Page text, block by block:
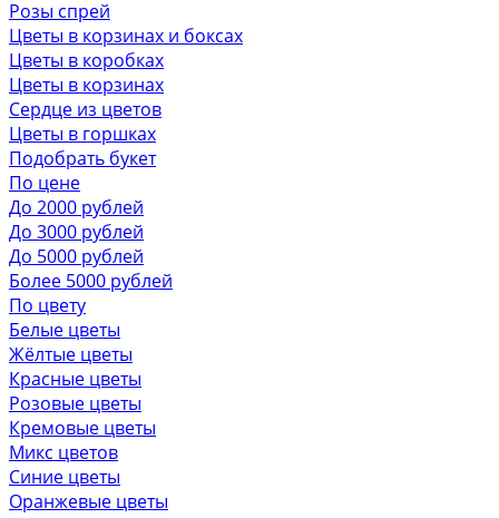
Розы спрей
Цветы в корзинах и боксах
Цветы в коробках
Цветы в корзинах
Сердце из цветов
Цветы в горшках
Подобрать букет
По цене
До 2000 рублей
До 3000 рублей
До 5000 рублей
Более 5000 рублей
По цвету
Белые цветы
Жёлтые цветы
Красные цветы
Розовые цветы
Кремовые цветы
Микс цветов
Синие цветы
Оранжевые цветы